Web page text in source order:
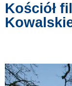
Kościół